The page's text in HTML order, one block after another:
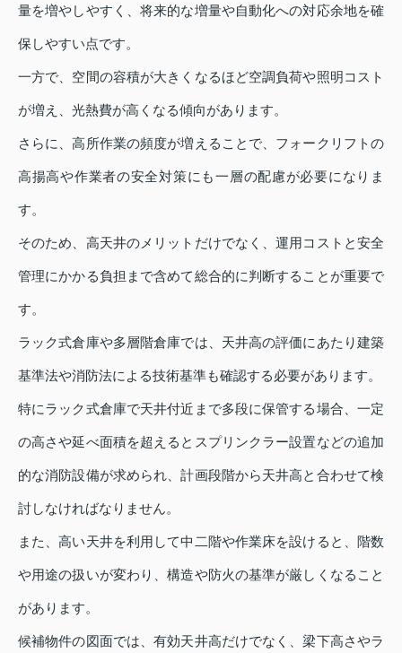
量を増やしやすく、将来的な増量や自動化への対応余地を確
保しやすい点です。
一方で、空間の容積が大きくなるほど空調負荷や照明コスト
が増え、光熱費が高くなる傾向があります。
さらに、高所作業の頻度が増えることで、フォークリフトの
高揚高や作業者の安全対策にも一層の配慮が必要になりま
す。
そのため、高天井のメリットだけでなく、運用コストと安全
管理にかかる負担まで含めて総合的に判断することが重要で
す。
ラック式倉庫や多層階倉庫では、天井高の評価にあたり建築
基準法や消防法による技術基準も確認する必要があります。
特にラック式倉庫で天井付近まで多段に保管する場合、一定
の高さや延べ面積を超えるとスプリンクラー設置などの追加
的な消防設備が求められ、計画段階から天井高と合わせて検
討しなければなりません。
また、高い天井を利用して中二階や作業床を設けると、階数
や用途の扱いが変わり、構造や防火の基準が厳しくなること
があります。
候補物件の図面では、有効天井高だけでなく、梁下高さやラ